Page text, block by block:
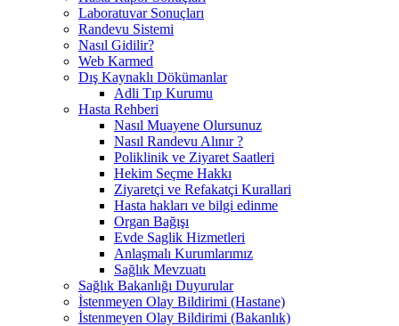
Laboratuvar Sonuçları
Randevu Sistemi
Nasıl Gidilir?
Web Karmed
Dış Kaynaklı Dökümanlar
Adli Tıp Kurumu
Hasta Rehberi
Nasıl Muayene Olursunuz
Nasıl Randevu Alınır ?
Poliklinik ve Ziyaret Saatleri
Hekim Seçme Hakkı
Ziyaretçi ve Refakatçi Kurallari
Hasta hakları ve bilgi edinme
Organ Bağışı
Evde Saglik Hizmetleri
Anlaşmalı Kurumlarımız
Sağlık Mevzuatı
Sağlık Bakanlığı Duyurular
İstenmeyen Olay Bildirimi (Hastane)
İstenmeyen Olay Bildirimi (Bakanlık)